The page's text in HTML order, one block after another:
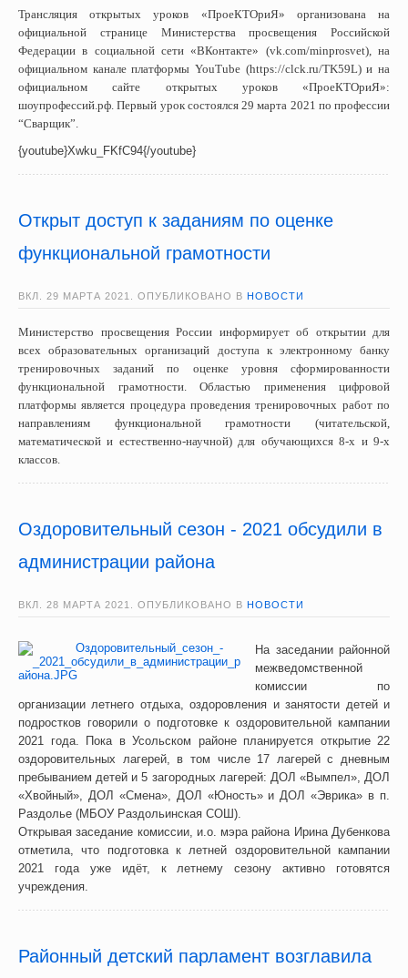
Трансляция открытых уроков «ПроеКТОриЯ» организована на
официальной странице Министерства просвещения Российской
Федерации в социальной сети «ВКонтакте» (vk.com/minprosvet), на
официальном канале платформы YouTube (https://clck.ru/TK59L) и на
официальном сайте открытых уроков «ПроеКТОриЯ»:
шоупрофессий.рф. Первый урок состоялся 29 марта 2021 по профессии
“Сварщик”.
{youtube}Xwku_FKfC94{/youtube}
Открыт доступ к заданиям по оценке
функциональной грамотности
ВКЛ. 29 МАРТА 2021. ОПУБЛИКОВАНО В НОВОСТИ
Министерство просвещения России информирует об открытии для
всех образовательных организаций доступа к электронному банку
тренировочных заданий по оценке уровня сформированности
функциональной грамотности. Областью применения цифровой
платформы является процедура проведения тренировочных работ по
направлениям функциональной грамотности (читательской,
математической и естественно-научной) для обучающихся 8-х и 9-х
классов.
Оздоровительный сезон - 2021 обсудили в
администрации района
ВКЛ. 28 МАРТА 2021. ОПУБЛИКОВАНО В НОВОСТИ
На заседании районной
межведомственной
комиссии по
организации летнего отдыха, оздоровления и занятости детей и
подростков говорили о подготовке к оздоровительной кампании
2021 года. Пока в Усольском районе планируется открытие 22
оздоровительных лагерей, в том числе 17 лагерей с дневным
пребыванием детей и 5 загородных лагерей: ДОЛ «Вымпел», ДОЛ
«Хвойный», ДОЛ «Смена», ДОЛ «Юность» и ДОЛ «Эврика» в п.
Раздолье (МБОУ Раздольинская СОШ).
Открывая заседание комиссии, и.о. мэра района Ирина Дубенкова
отметила, что подготовка к летней оздоровительной кампании
2021 года уже идёт, к летнему сезону активно готовятся
учреждения.
Районный детский парламент возглавила